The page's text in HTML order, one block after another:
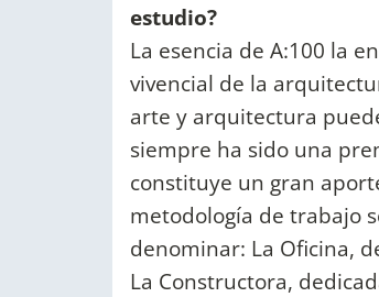
estudio?
La esencia de A:100 la
vivencial de la
arte y arquitectura
siempre ha sido una
constituye un gran
metodología de trabajo
denominar: La Oficina,
La Constructora,